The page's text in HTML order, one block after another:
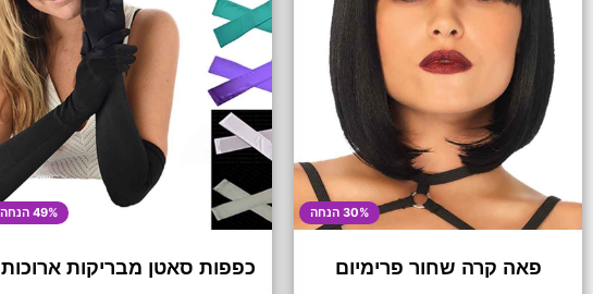
30% הנחה
פאה קרה שחור פרימיום
49% הנחה
כפפות סאטן מבריקות ארוכות